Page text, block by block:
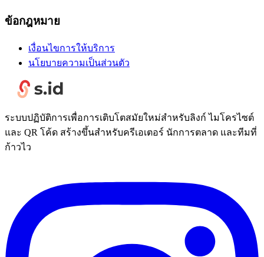
ข้อกฎหมาย
เงื่อนไขการให้บริการ
นโยบายความเป็นส่วนตัว
ระบบปฏิบัติการเพื่อการเติบโตสมัยใหม่สำหรับลิงก์ ไมโครไซต์
และ QR โค้ด สร้างขึ้นสำหรับครีเอเตอร์ นักการตลาด และทีมที่
ก้าวไว